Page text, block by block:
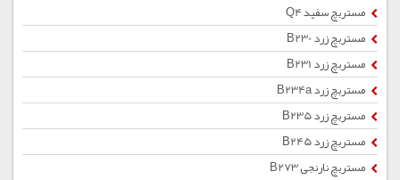
مستربچ سفید Q4
مستربچ زرد B230
مستربچ زرد B231
مستربچ زرد B234a
مستربچ زرد B235
مستربچ زرد B245
مستربچ نارنجی B273